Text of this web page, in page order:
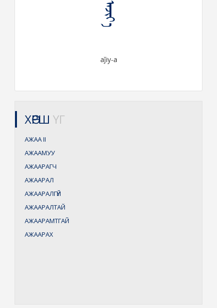
ᠠᠵᠢᠶ᠎ᠠ
aǰiy-a
ХӨРШ ҮГ
АЖААII
АЖААМУУ
АЖААРАГЧ
АЖААРАЛ
АЖААРАЛГҮЙ
АЖААРАЛТАЙ
АЖААРАМТГАЙ
АЖААРАХ